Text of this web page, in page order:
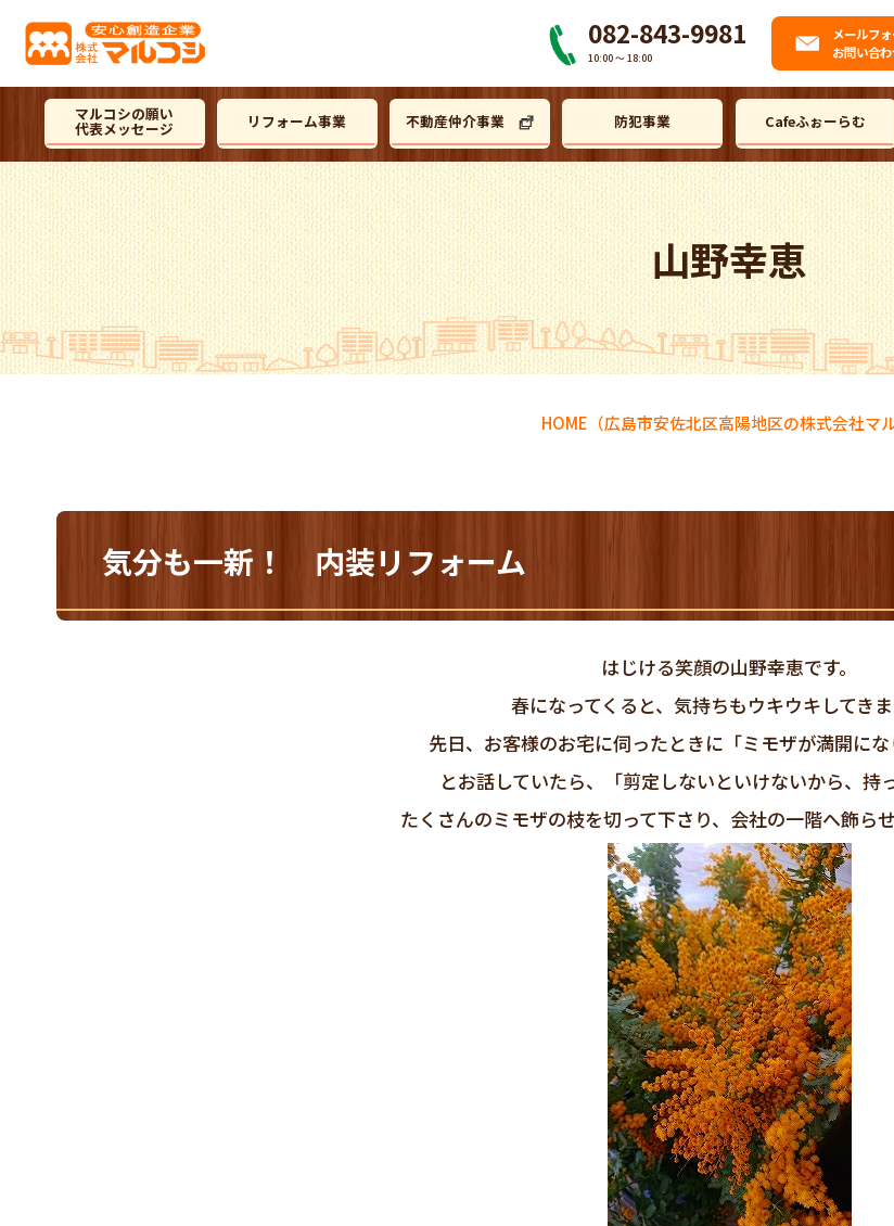
082-843-9981
10:00 〜 18:00
メールフ
お問い合
マルコシの願い
代表メッセージ リフォーム事業 不動産仲介事業 防犯事業 Cafeふぉーらむ
山野幸恵
HOME （広島市安佐北区高陽地区の株式会社マル
気分も一新！ 内装リフォーム
はじける笑顔の山野幸恵です。
春になってくると、気持ちもウキウキしてきま
先日、お客様のお宅に伺ったときに「ミモザが満開にな
とお話していたら、「剪定しないといけないから、持
たくさんのミモザの枝を切って下さり、会社の一階へ飾らせ